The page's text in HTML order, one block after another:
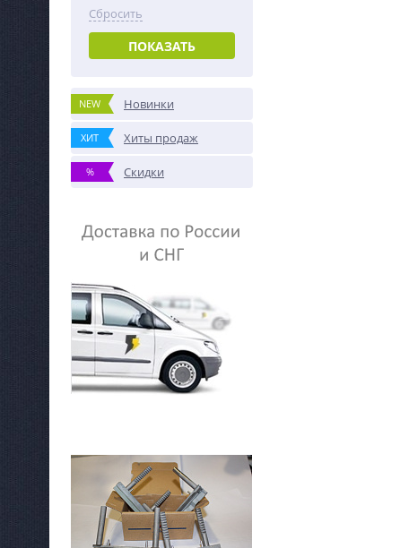
Сбросить
ПОКАЗАТЬ
NEW Новинки
ХИТ Хиты продаж
% Скидки